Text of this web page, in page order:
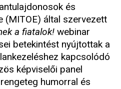
és
(MITOE) által szervezett
a fiatalok! webinar
betekintést nyújtottak a
kapcsolódó
képviselői panel
humorral és